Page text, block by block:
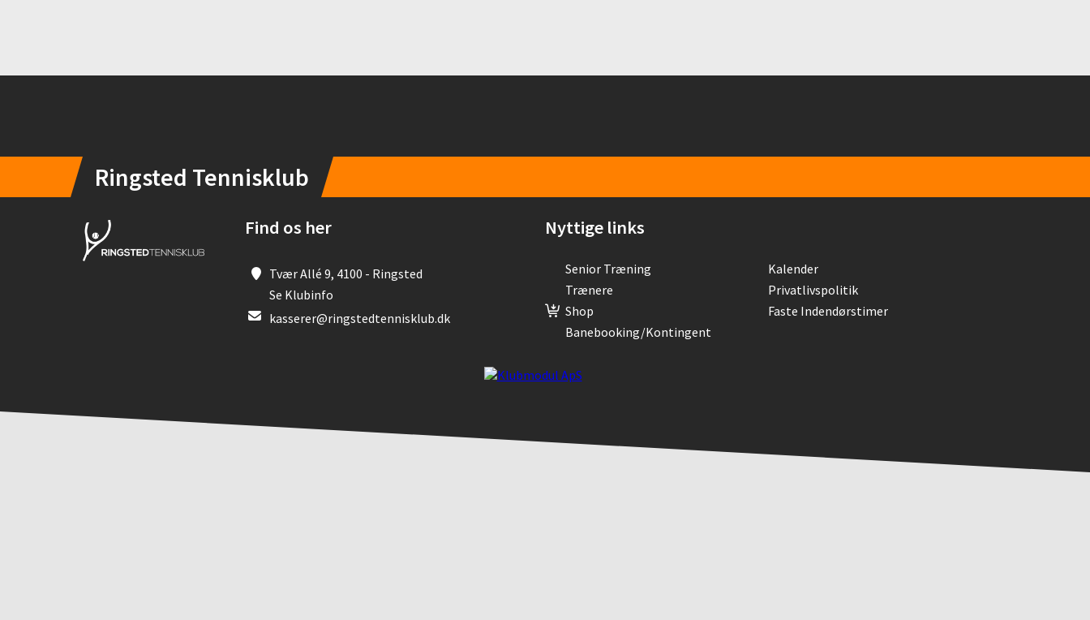
Ringsted Tennisklub
Find os her
Tvær Allé 9, 4100 - Ringsted
Se Klubinfo
kasserer@ringstedtennisklub.dk
Nyttige links
Senior Træning
Kalender
Trænere
Privatlivspolitik
Shop
Faste Indendørstimer
Banebooking/kontingent